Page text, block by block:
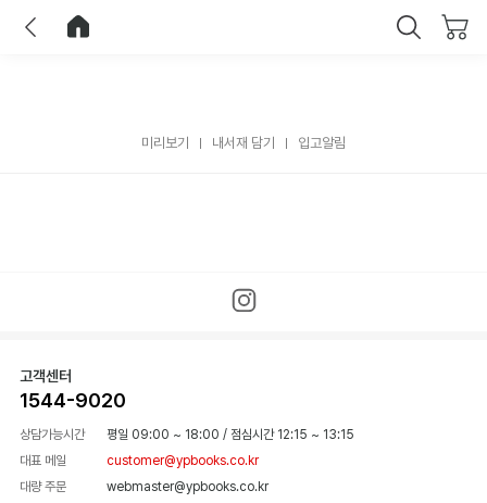
미리보기 내서재 담기 입고알림
고객센터
1544-9020
상담가능시간 평일 09:00 ~ 18:00 / 점심시간 12:15 ~ 13:15
대표 메일
customer@ypbooks.co.kr
대량 주문
webmaster@ypbooks.co.kr